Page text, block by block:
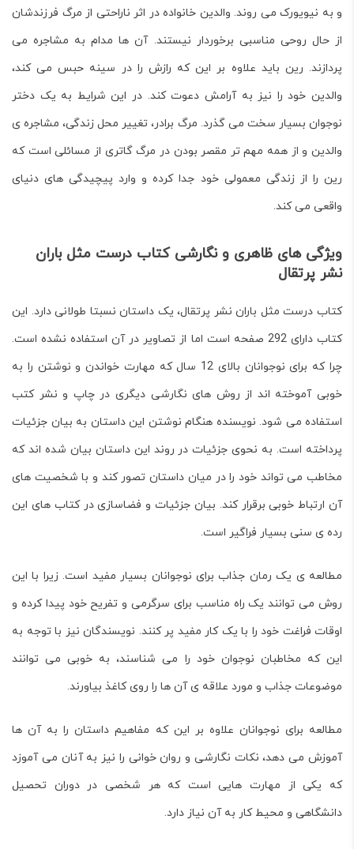
و به نیویورک می روند. والدین خانواده در اثر ناراحتی از مرگ فرزندشان
از حال روحی مناسبی برخوردار نیستند. آن ها مدام به مشاجره می
پردازند. رین باید علاوه بر این که رازش را در سینه حبس می کند،
والدین خود را نیز به آرامش دعوت کند. در این شرایط به یک دختر
نوجوان بسیار سخت می گذرد. مرگ برادر، تغییر محل زندگی، مشاجره ی
والدین و از همه مهم تر مقصر بودن در مرگ گاتری از مسائلی است که
رین را از زندگی معمولی خود جدا کرده و وارد پیچیدگی های دنیای
واقعی می کند.
ویژگی های ظاهری و نگارشی کتاب درست مثل باران
نشر پرتقال
کتاب درست مثل باران نشر پرتقال، یک داستان نسبتا طولانی دارد. این
کتاب دارای 292 صفحه است اما از تصاویر در آن استفاده نشده است.
چرا که برای نوجوانان بالای 12 سال که مهارت خواندن و نوشتن را به
خوبی آموخته اند از روش های نگارشی دیگری در چاپ و نشر کتب
استفاده می شود. نویسنده هنگام نوشتن این داستان به بیان جزئیات
پرداخته است. به نحوی جزئیات در روند این داستان بیان شده اند که
مخاطب می تواند خود را در میان داستان تصور کند و با شخصیت های
آن ارتباط خوبی برقرار کند. بیان جزئیات و فضاسازی در کتاب های این
رده ی سنی بسیار فراگیر است.
مطالعه ی یک رمان جذاب برای نوجوانان بسیار مفید است. زیرا با این
روش می توانند یک راه مناسب برای سرگرمی و تفریح خود پیدا کرده و
اوقات فراغت خود را با یک کار مفید پر کنند. نویسندگان نیز با توجه به
این که مخاطبان نوجوان خود را می شناسند، به خوبی می توانند
موضوعات جذاب و مورد علاقه ی آن ها را روی کاغذ بیاورند.
مطالعه برای نوجوانان علاوه بر این که مفاهیم داستان را به آن ها
آموزش می دهد، نکات نگارشی و روان خوانی را نیز به آنان می آموزد
که یکی از مهارت هایی است که هر شخصی در دوران تحصیل
دانشگاهی و محیط کار به آن نیاز دارد.